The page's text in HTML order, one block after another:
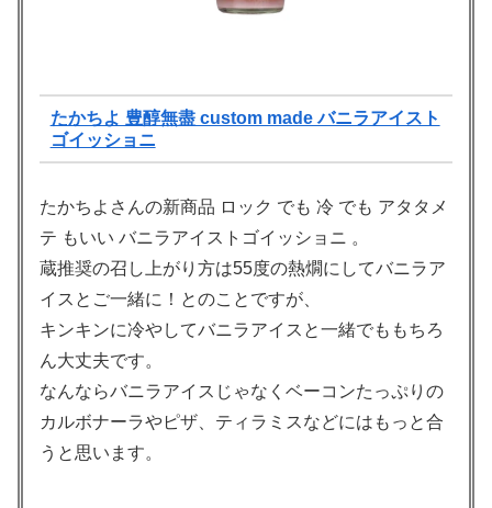
たかちよ 豊醇無盡 custom made バニラアイスト
ゴイッショニ
たかちよさんの新商品 ロック でも 冷 でも アタタメ
テ もいい バニラアイストゴイッショニ 。
蔵推奨の召し上がり方は55度の熱燗にしてバニラア
イスとご一緒に！とのことですが、
キンキンに冷やしてバニラアイスと一緒でももちろ
ん大丈夫です。
なんならバニラアイスじゃなくベーコンたっぷりの
カルボナーラやピザ、ティラミスなどにはもっと合
うと思います。